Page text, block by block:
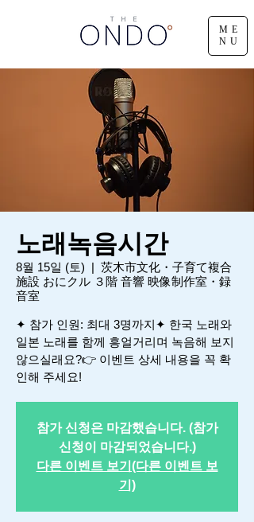
ME
NU
노래녹음시간
8월 15일 (토)
  |
茨木市文化・子育て複合
施設 おにクル ３階 音響 映像制作室・録
音室
✦ 참가 인원: 최대 3명까지✦ 한국 노래와
일본 노래를 함께 흥얼거리며 녹음해 보지
않으실래요?👉 이벤트 상세 내용을 꼭 확
인해 주세요!
참가 신청은 마감했습니다. (참가
신청이 마감되었습니다.)
다른 이벤트 보기(다른 이벤트 보
기)